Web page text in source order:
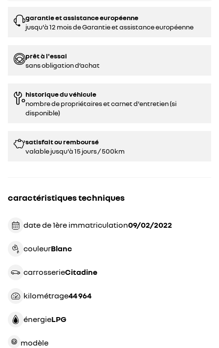
garantie et assistance européenne
jusqu'à 12 mois de Garantie et assistance européenne
prêt à l'essai
sans obligation d’achat
historique du véhicule
nombre de propriétaires et carnet d'entretien (si
disponible)
satisfait ou remboursé
valable jusqu'à 15 jours / 500km
caractéristiques techniques
date de 1ère immatriculation 09/02/2022
couleur blanc
carrosserie citadine
kilométrage 44 964
énergie LPG
modèle